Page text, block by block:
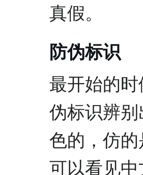
真假。
防伪标识
最开始的
伪标识辨
色的，仿
可以看见